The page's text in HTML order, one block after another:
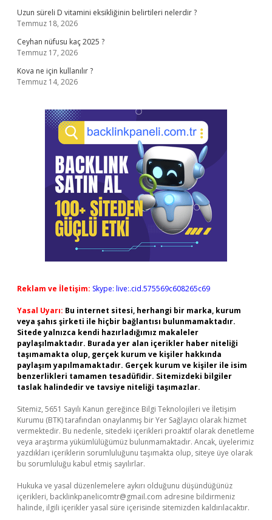
Uzun süreli D vitamini eksikliğinin belirtileri nelerdir ?
Temmuz 18, 2026
Ceyhan nüfusu kaç 2025 ?
Temmuz 17, 2026
Kova ne için kullanılır ?
Temmuz 14, 2026
Reklam ve İletişim: Skype: live:.cid.575569c608265c69
Yasal Uyarı: Bu internet sitesi, herhangi bir marka, kurum
veya şahıs şirketi ile hiçbir bağlantısı bulunmamaktadır.
Sitede yalnızca kendi hazırladığımız makaleler
paylaşılmaktadır. Burada yer alan içerikler haber niteliği
taşımamakta olup, gerçek kurum ve kişiler hakkında
paylaşım yapılmamaktadır. Gerçek kurum ve kişiler ile isim
benzerlikleri tamamen tesadüfidir. Sitemizdeki bilgiler
taslak halindedir ve tavsiye niteliği taşımazlar.
Sitemiz, 5651 Sayılı Kanun gereğince Bilgi Teknolojileri ve İletişim
Kurumu (BTK) tarafından onaylanmış bir Yer Sağlayıcı olarak hizmet
vermektedir. Bu nedenle, sitedeki içerikleri proaktif olarak denetleme
veya araştırma yükümlülüğümüz bulunmamaktadır. Ancak, üyelerimiz
yazdıkları içeriklerin sorumluluğunu taşımakta olup, siteye üye olarak
bu sorumluluğu kabul etmiş sayılırlar.
Hukuka ve yasal düzenlemelere aykırı olduğunu düşündüğünüz
içerikleri, backlinkpanelicomtr@gmail.com adresine bildirmeniz
halinde, ilgili içerikler yasal süre içerisinde sitemizden kaldırılacaktır.